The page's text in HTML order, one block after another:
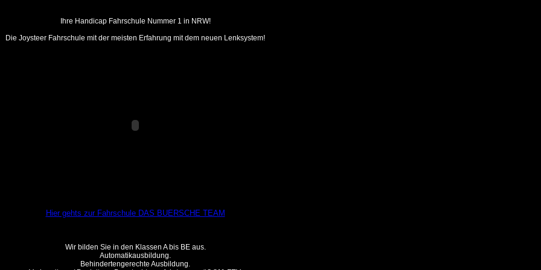
Ihre Handicap Fahrschule Nummer 1 in NRW!
Die Joysteer Fahrschule mit der meisten Erfahrung mit dem neuen Lenksystem!
Hier gehts zur Fahrschule DAS BUERSCHE TEAM
Wir bilden Sie in den Klassen A bis BE aus.
Automatikausbildung.
Behindertengerechte Ausbildung.